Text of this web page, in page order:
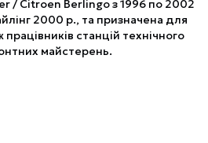
/ Citroen Berlingo з 1996 по 2002
2000 р., та призначена для
станцій технічного
майстерень.